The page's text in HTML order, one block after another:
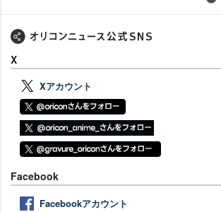
X
Xアカウント
Facebook
Facebookアカウント